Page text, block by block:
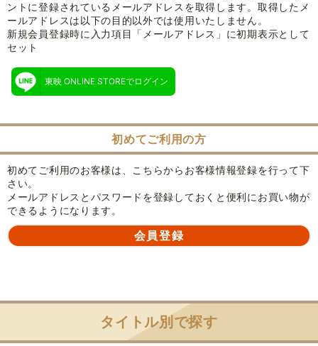
ントに登録されているメールアドレスを取得します。取得したメ
ールアドレスは以下の目的以外では使用いたしません。
新規会員登録時に入力項目「メールアドレス」に初期表示として
セット
東映 ONLINE STOREでログイン
初めてご利用の方
初めてご利用のお客様は、こちらからお客様情報登録を行って下
さい。
メールアドレスとパスワードを登録しておくと便利にお買い物が
できるようになります。
タイトル別で探す